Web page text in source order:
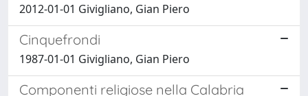
2012-01-01 Givigliano, Gian Piero
Cinquefrondi
1987-01-01 Givigliano, Gian Piero
Componenti religiose nella Calabria